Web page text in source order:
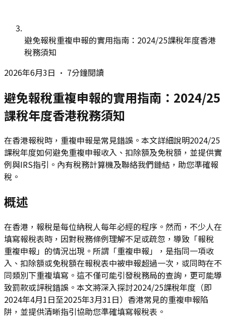
避免報稅重複申報的實用指南：2024/25課稅年度香港
稅務須知
2026年6月3日 • 7分鐘閱讀
避免報稅重複申報的實用指南：2024/25
課稅年度香港稅務須知
在香港報稅時，重複申報是常見錯誤。本文詳細說明2024/25
課稅年度如何避免重複申報收入、扣除額及免稅額，並提供實
例與IRS指引。內有稅務計算機及聯絡我們鏈結，助您準確報
稅。
概述
在香港，報稅是每位納稅人每年必經的程序。然而，不少人在
填寫報稅表時，因對稅務條例理解不足或疏忽，導致「報稅
重複申報」的情況出現。所謂「重複申報」，是指同一項收
入、扣除額或免稅額在報稅表中被申報超過一次，或同時在不
同類別下重複填寫。這不僅可能引發稅務局的查詢，更可能導
致罰款或評稅錯誤。本文將深入探討2024/25課稅年度（即
2024年4月1日至2025年3月31日）香港常見的重複申報陷
阱，並提供清晰指引協助您準確填寫報稅表。